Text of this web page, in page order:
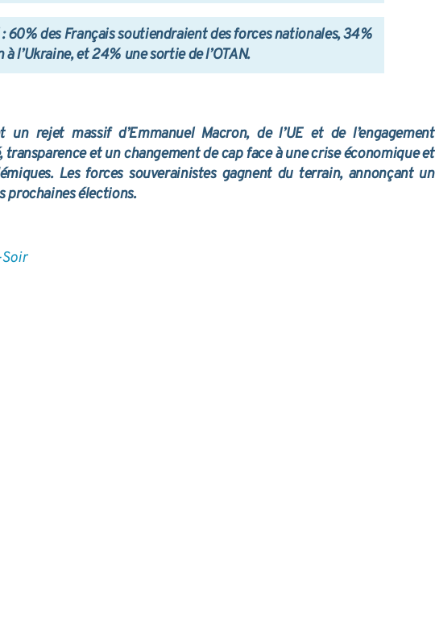
60% des Français soutiendraient des forces nationales, 34%
l’Ukraine, et 24% une sortie de l’OTAN.
rejet massif d’Emmanuel Macron, de l’UE et de l’engagement
et un changement de cap face à une crise économique et
Les forces souverainistes gagnent du terrain, annonçant un
prochaines élections.